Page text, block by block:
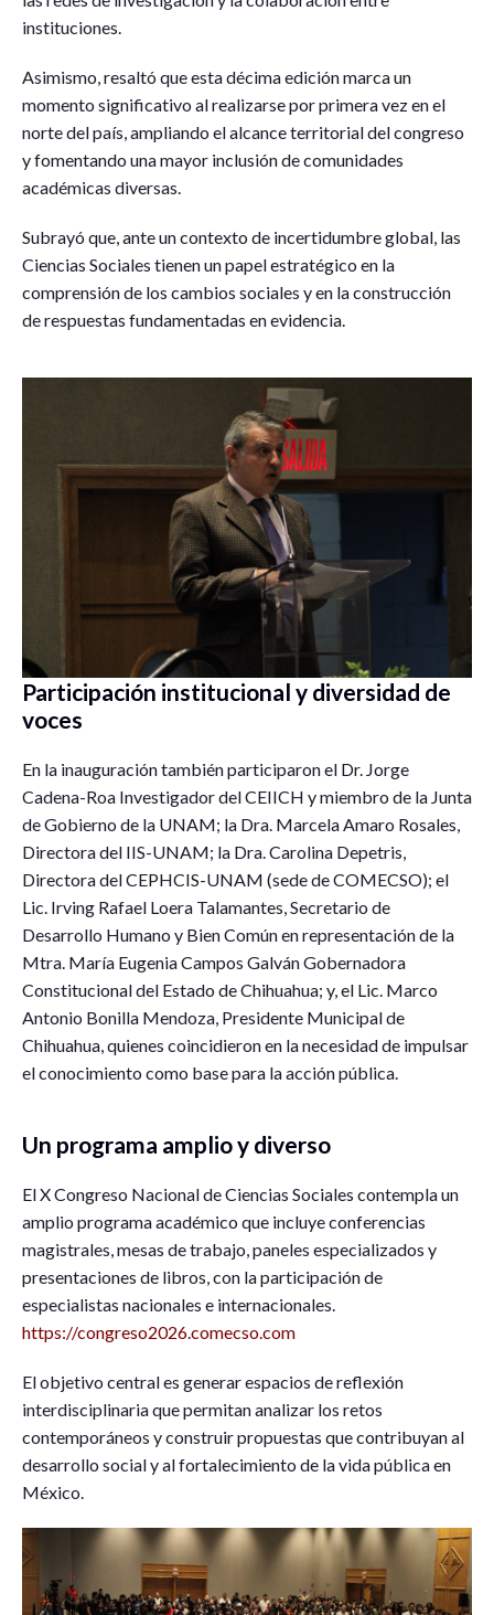
instituciones.
Asimismo, resaltó que esta décima edición marca un
momento significativo al realizarse por primera vez en el
norte del país, ampliando el alcance territorial del congreso
y fomentando una mayor inclusión de comunidades
académicas diversas.
Subrayó que, ante un contexto de incertidumbre global, las
Ciencias Sociales tienen un papel estratégico en la
comprensión de los cambios sociales y en la construcción
de respuestas fundamentadas en evidencia.
Participación institucional y diversidad de
voces
En la inauguración también participaron el Dr. Jorge
Cadena-Roa Investigador del CEIICH y miembro de la Junta
de Gobierno de la UNAM; la Dra. Marcela Amaro Rosales,
Directora del IIS-UNAM; la Dra. Carolina Depetris,
Directora del CEPHCIS-UNAM (sede de COMECSO); el
Lic. Irving Rafael Loera Talamantes, Secretario de
Desarrollo Humano y Bien Común en representación de la
Mtra. María Eugenia Campos Galván Gobernadora
Constitucional del Estado de Chihuahua; y, el Lic. Marco
Antonio Bonilla Mendoza, Presidente Municipal de
Chihuahua, quienes coincidieron en la necesidad de impulsar
el conocimiento como base para la acción pública.
Un programa amplio y diverso
El X Congreso Nacional de Ciencias Sociales contempla un
amplio programa académico que incluye conferencias
magistrales, mesas de trabajo, paneles especializados y
presentaciones de libros, con la participación de
especialistas nacionales e internacionales.
https://congreso2026.comecso.com
El objetivo central es generar espacios de reflexión
interdisciplinaria que permitan analizar los retos
contemporáneos y construir propuestas que contribuyan al
desarrollo social y al fortalecimiento de la vida pública en
México.